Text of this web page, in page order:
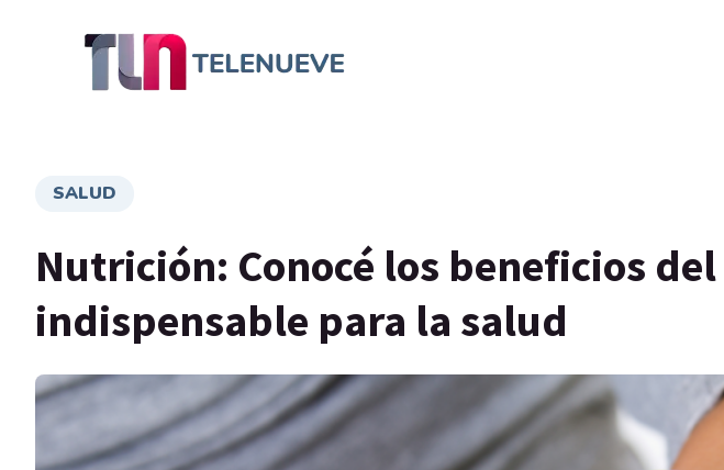
SALUD
Nutrición: Conocé los beneficios
indispensable para la salud